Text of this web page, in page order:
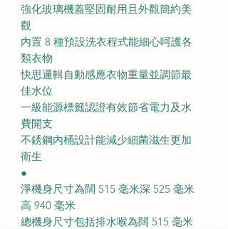
強化玻璃機蓋堅固耐用且外觀簡約美
觀
內置 8 種預設洗衣程式能細心呵護各
類衣物
快思邏輯自動感應衣物重量並調節最
佳水位
一級能源標籤認證有效節省電力及水
費開支
不銹鋼內桶設計能減少細菌滋生更加
衛生
●
淨機身尺寸為闊 515 毫米深 525 毫米
高 940 毫米
總機身尺寸包括排水喉為闊 515 毫米